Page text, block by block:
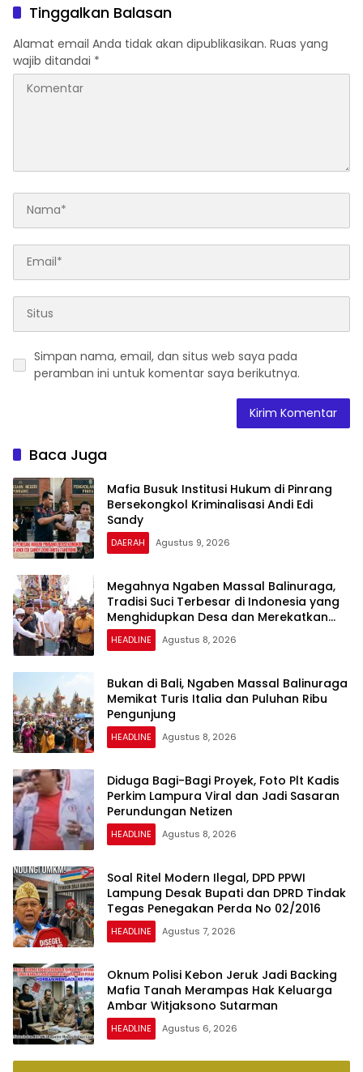
No 02/2016
Tinggalkan Balasan
Alamat email Anda tidak akan dipublikasikan. Ruas yang
wajib ditandai *
Simpan nama, email, dan situs web saya pada
peramban ini untuk komentar saya berikutnya.
Baca Juga
Mafia Busuk Institusi Hukum di Pinrang
Bersekongkol Kriminalisasi Andi Edi
Sandy
DAERAH Agustus 9, 2026
Megahnya Ngaben Massal Balinuraga,
Tradisi Suci Terbesar di Indonesia yang
Menghidupkan Desa dan Merekatkan
Ikatan Keluarga
HEADLINE Agustus 8, 2026
Bukan di Bali, Ngaben Massal Balinuraga
Memikat Turis Italia dan Puluhan Ribu
Pengunjung
HEADLINE Agustus 8, 2026
Diduga Bagi-Bagi Proyek, Foto Plt Kadis
Perkim Lampura Viral dan Jadi Sasaran
Perundungan Netizen
HEADLINE Agustus 8, 2026
Soal Ritel Modern Ilegal, DPD PPWI
Lampung Desak Bupati dan DPRD Tindak
Tegas Penegakan Perda No 02/2016
HEADLINE Agustus 7, 2026
Oknum Polisi Kebon Jeruk Jadi Backing
Mafia Tanah Merampas Hak Keluarga
Ambar Witjaksono Sutarman
HEADLINE Agustus 6, 2026